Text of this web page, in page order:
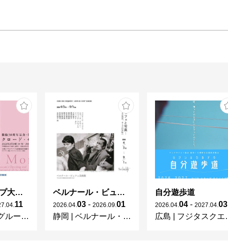
術展（大森ベルポートアトリウム）
ぞれの視点（ギャラリー風）
員
協会会員
アサヒグループ大山崎山荘美術館 開館30周年記念展「没後100年 クロード・モネ」
04 11
崎山荘美術館
ベルナール・ビュフェと写真 ーカメラがとらえたビュフェとその時代、そして21 世紀へ
2026 04 03 - 2026 09 01
静岡
ベルナール・ビュフェ美術館
自分遊歩道
2026 04 04 - 2027 04 03
広島
フジタスクエアまるくる大野